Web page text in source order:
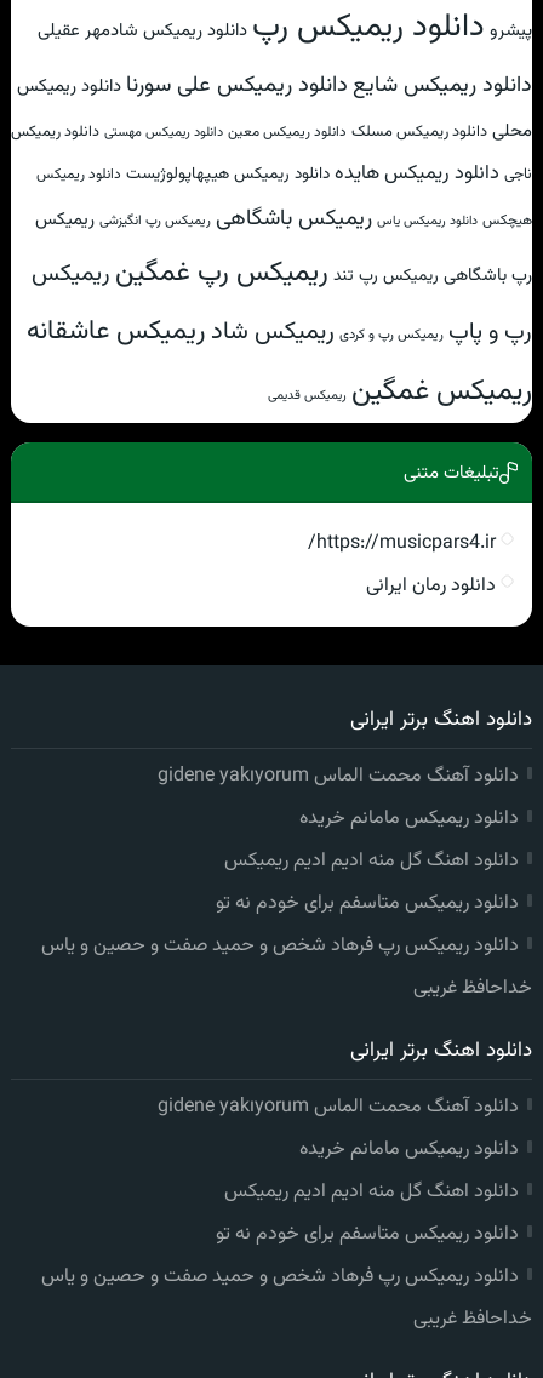
پیشرو دانلود ریمیکس رپ دانلود ریمیکس شادمهر عقیلی
دانلود ریمیکس شایع دانلود ریمیکس علی سورنا دانلود ریمیکس
محلی دانلود ریمیکس مسلک دانلود ریمیکس معین دانلود ریمیکس مهستی دانلود ریمیکس
ناجی دانلود ریمیکس هایدهدانلود ریمیکس هیپهاپولوژیست دانلود ریمیکس
هیچکس دانلود ریمیکس یاس ریمیکس باشگاهی ریمیکس رپ انگیزشی ریمیکس
رپ باشگاهی ریمیکس رپ تند ریمیکس رپ غمگین ریمیکس
رپ و پاپ ریمیکس رپ و کردی ریمیکس شادریمیکس عاشقانه
ریمیکس غمگین ریمیکس قدیمی
تبلیغات متنی
https://musicpars4.ir/
دانلود رمان ایرانی
دانلود اهنگ برتر ایرانی
دانلود آهنگ محمت الماس gidene yakıyorum
دانلود ریمیکس مامانم خریده
دانلود اهنگ گل منه ادیم ادیم ریمیکس
دانلود ریمیکس متاسفم برای خودم نه تو
دانلود ریمیکس رپ فرهاد شخص و حمید صفت و حصین و یاس
خداحافظ غریبی
دانلود اهنگ برتر ایرانی
دانلود آهنگ محمت الماس gidene yakıyorum
دانلود ریمیکس مامانم خریده
دانلود اهنگ گل منه ادیم ادیم ریمیکس
دانلود ریمیکس متاسفم برای خودم نه تو
دانلود ریمیکس رپ فرهاد شخص و حمید صفت و حصین و یاس
خداحافظ غریبی